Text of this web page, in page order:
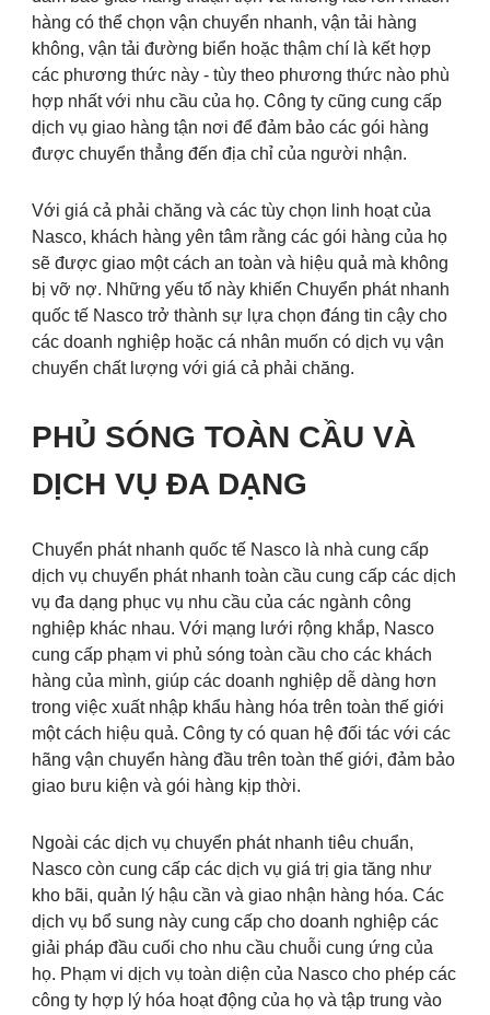
hàng có thể chọn vận chuyển nhanh, vận tải hàng
không, vận tải đường biển hoặc thậm chí là kết hợp
các phương thức này - tùy theo phương thức nào phù
hợp nhất với nhu cầu của họ. Công ty cũng cung cấp
dịch vụ giao hàng tận nơi để đảm bảo các gói hàng
được chuyển thẳng đến địa chỉ của người nhận.
Với giá cả phải chăng và các tùy chọn linh hoạt của
Nasco, khách hàng yên tâm rằng các gói hàng của họ
sẽ được giao một cách an toàn và hiệu quả mà không
bị vỡ nợ. Những yếu tố này khiến Chuyển phát nhanh
quốc tế Nasco trở thành sự lựa chọn đáng tin cậy cho
các doanh nghiệp hoặc cá nhân muốn có dịch vụ vận
chuyển chất lượng với giá cả phải chăng.
PHỦ SÓNG TOÀN CẦU VÀ
DỊCH VỤ ĐA DẠNG
Chuyển phát nhanh quốc tế Nasco là nhà cung cấp
dịch vụ chuyển phát nhanh toàn cầu cung cấp các dịch
vụ đa dạng phục vụ nhu cầu của các ngành công
nghiệp khác nhau. Với mạng lưới rộng khắp, Nasco
cung cấp phạm vi phủ sóng toàn cầu cho các khách
hàng của mình, giúp các doanh nghiệp dễ dàng hơn
trong việc xuất nhập khẩu hàng hóa trên toàn thế giới
một cách hiệu quả. Công ty có quan hệ đối tác với các
hãng vận chuyển hàng đầu trên toàn thế giới, đảm bảo
giao bưu kiện và gói hàng kịp thời.
Ngoài các dịch vụ chuyển phát nhanh tiêu chuẩn,
Nasco còn cung cấp các dịch vụ giá trị gia tăng như
kho bãi, quản lý hậu cần và giao nhận hàng hóa. Các
dịch vụ bổ sung này cung cấp cho doanh nghiệp các
giải pháp đầu cuối cho nhu cầu chuỗi cung ứng của
họ. Phạm vi dịch vụ toàn diện của Nasco cho phép các
công ty hợp lý hóa hoạt động của họ và tập trung vào